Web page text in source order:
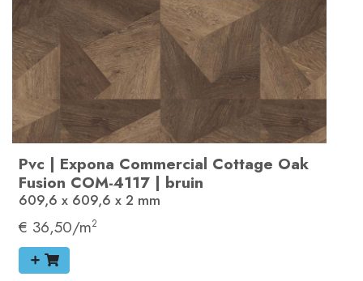
Pvc | Expona Commercial Cottage Oak
Fusion COM-4117 | bruin
609,6 x 609,6 x 2 mm
€ 36,50/m2